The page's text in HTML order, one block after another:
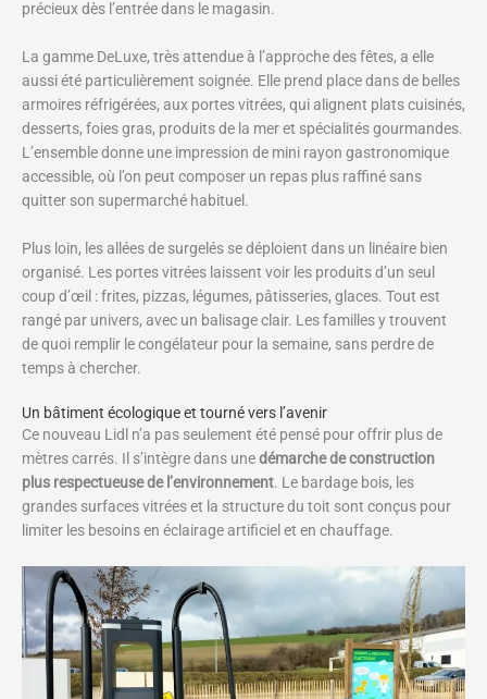
précieux dès l’entrée dans le magasin.
La gamme DeLuxe, très attendue à l’approche des fêtes, a elle
aussi été particulièrement soignée. Elle prend place dans de belles
armoires réfrigérées, aux portes vitrées, qui alignent plats cuisinés,
desserts, foies gras, produits de la mer et spécialités gourmandes.
L’ensemble donne une impression de mini rayon gastronomique
accessible, où l’on peut composer un repas plus raffiné sans
quitter son supermarché habituel.
Plus loin, les allées de surgelés se déploient dans un linéaire bien
organisé. Les portes vitrées laissent voir les produits d’un seul
coup d’œil : frites, pizzas, légumes, pâtisseries, glaces. Tout est
rangé par univers, avec un balisage clair. Les familles y trouvent
de quoi remplir le congélateur pour la semaine, sans perdre de
temps à chercher.
Un bâtiment écologique et tourné vers l’avenir
Ce nouveau Lidl n’a pas seulement été pensé pour offrir plus de
mètres carrés. Il s’intègre dans unedémarche de construction
plus respectueuse de l’environnement. Le bardage bois, les
grandes surfaces vitrées et la structure du toit sont conçus pour
limiter les besoins en éclairage artificiel et en chauffage.